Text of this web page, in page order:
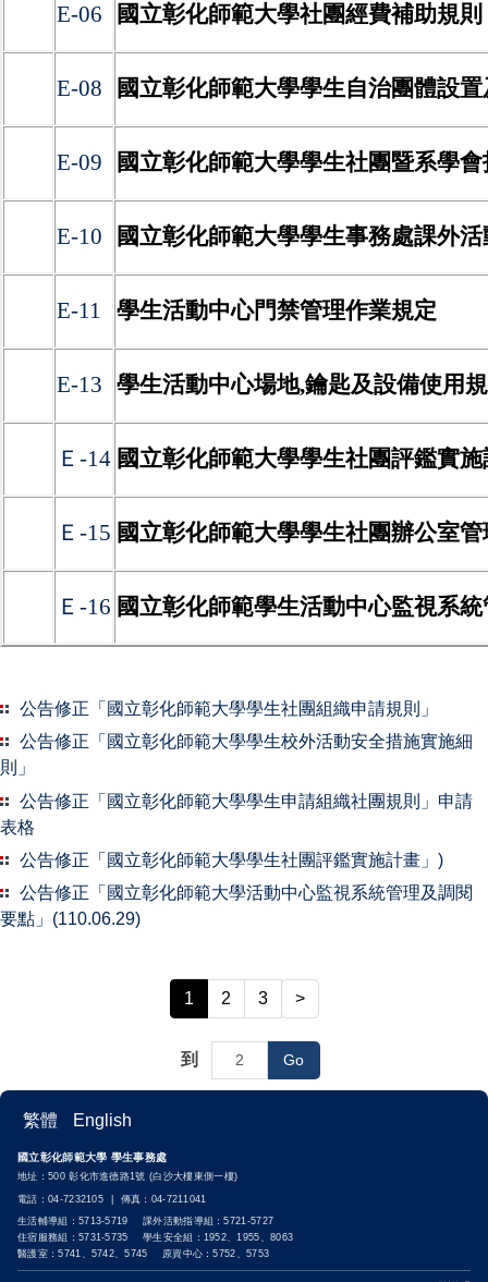
E-06 國立彰化師範大學社團經費補助規則
E-08 國立彰化師範大學學生自治團體設
E-09 國立彰化師範大學學生社團暨系學
E-10 國立彰化師範大學學生事務處課外
E-11 學生活動中心門禁管理作業規定
E-13 學生活動中心場地,鑰匙及設備使用
Ｅ-14 國立彰化師範大學學生社團評鑑實
Ｅ-15 國立彰化師範大學學生社團辦公室
Ｅ-16 國立彰化師範學生活動中心監視系
公告修正「國立彰化師範大學學生社團組織申請規則」
公告修正「國立彰化師範大學學生校外活動安全措施實施細
則」
公告修正「國立彰化師範大學學生申請組織社團規則」申請
表格
公告修正「國立彰化師範大學學生社團評鑑實施計畫」)
公告修正「國立彰化師範大學活動中心監視系統管理及調閱
要點」(110.06.29)
1 2 3 >
到 Go
繁體 English
國立彰化師範大學 學生事務處
地址：500 彰化市進德路1號 (白沙大樓東側一樓)
電話：04-7232105 | 傳真：04-7211041
生活輔導組：5713-5719 課外活動指導組：5721-5727
住宿服務組：5731-5735 學生安全組：1952、1955、8063
醫護室：5741、5742、5745 原資中心：5752、5753